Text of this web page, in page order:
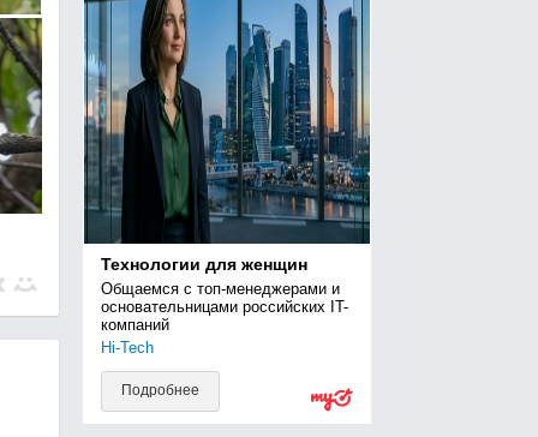
Технологии для женщин
Общаемся с топ-менеджерами и
основательницами российских IT-
компаний
Hi-Tech
Подробнее